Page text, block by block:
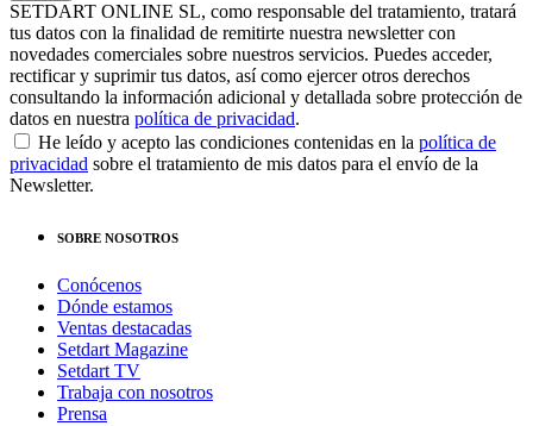
SETDART ONLINE SL, como responsable del tratamiento, tratará
tus datos con la finalidad de remitirte nuestra newsletter con
novedades comerciales sobre nuestros servicios. Puedes acceder,
rectificar y suprimir tus datos, así como ejercer otros derechos
consultando la información adicional y detallada sobre protección de
datos en nuestra política de privacidad.
He leído y acepto las condiciones contenidas en la política de
privacidad sobre el tratamiento de mis datos para el envío de la
Newsletter.
SOBRE NOSOTROS
Conócenos
Dónde estamos
Ventas destacadas
Setdart Magazine
Setdart TV
Trabaja con nosotros
Prensa